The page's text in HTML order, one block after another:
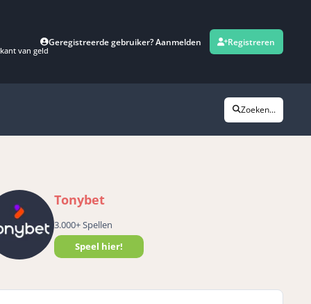
van geld
Geregistreerde gebruiker? Aanmelden Registreren
Zoeken...
Tonybet
3.000+ Spellen
Speel hier!